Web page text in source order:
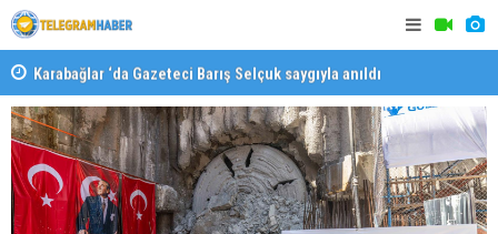
Karabağlar ‘da Gazeteci Barış Selçuk saygıyla anıldı